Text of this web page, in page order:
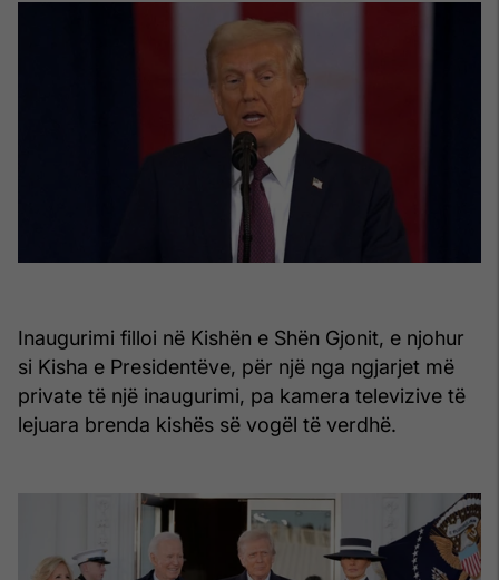
Inaugurimi filloi në Kishën e Shën Gjonit, e njohur
si Kisha e Presidentëve, për një nga ngjarjet më
private të një inaugurimi, pa kamera televizive të
lejuara brenda kishës së vogël të verdhë.